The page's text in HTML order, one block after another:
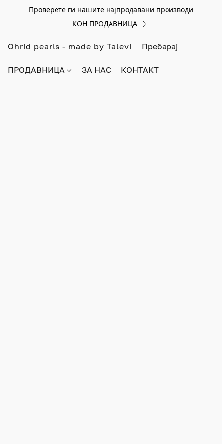
Проверете ги нашите најпродавани производи
КОН ПРОДАВНИЦА
Ohrid pearls - made by Talevi
ПРОДАВНИЦА ЗА НАС КОНТАКТ